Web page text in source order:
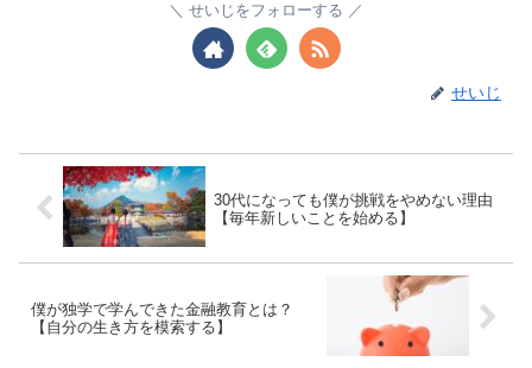
せいじをフォローする
せいじ
30代になっても僕が挑戦をやめない理由
【毎年新しいことを始める】
僕が独学で学んできた金融教育とは？
【自分の生き方を模索する】